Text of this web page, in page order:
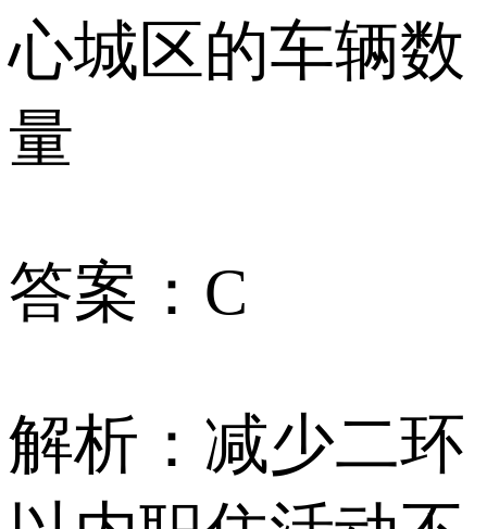
心城区的车辆数
量
答案：C
解析：减少二环